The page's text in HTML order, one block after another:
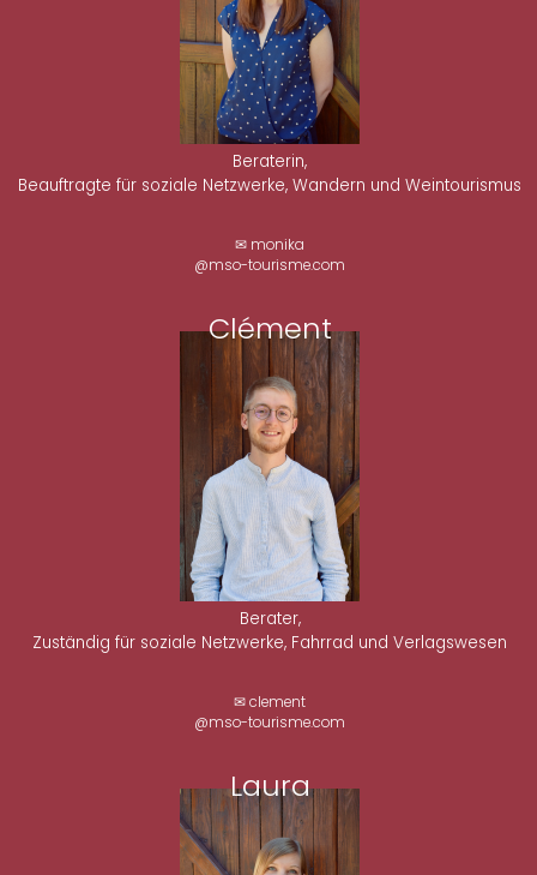
Beraterin,
Beauftragte für soziale Netzwerke, Wandern und Weintourismus
✉ monika
@mso-tourisme.com
Clément
Berater,
Zuständig für soziale Netzwerke, Fahrrad und Verlagswesen
✉ clement
@mso-tourisme.com
Laura